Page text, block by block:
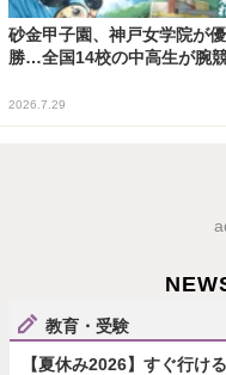
砂金甲子園、神戸女学院が優
勝…全国14校の中高生が腕
2026.7.29
教育・受験
【夏休み2026】すぐ行け